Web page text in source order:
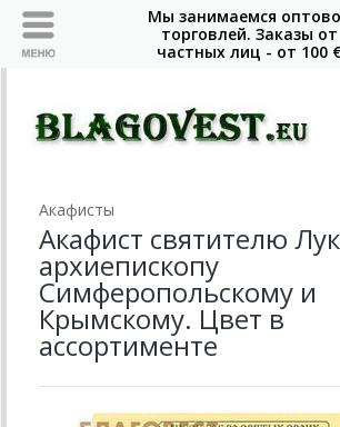
Акафисты
Акафист святителю
архиепископу
Симферопольскому и
Крымскому. Цвет в
ассортименте